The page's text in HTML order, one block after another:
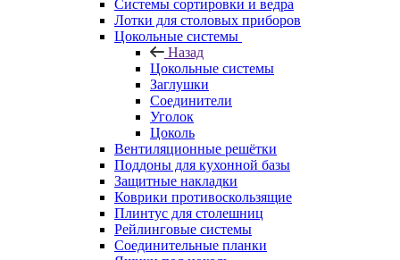
Системы сортировки и ведра
Лотки для столовых приборов
Цокольные системы
Назад
Цокольные системы
Заглушки
Соединители
Уголок
Цоколь
Вентиляционные решётки
Поддоны для кухонной базы
Защитные накладки
Коврики противоскользящие
Плинтус для столешниц
Рейлинговые системы
Соединительные планки